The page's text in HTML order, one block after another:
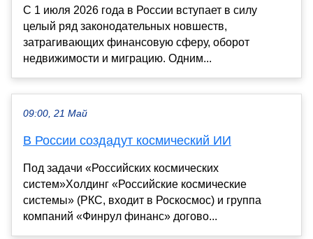
С 1 июля 2026 года в России вступает в силу
целый ряд законодательных новшеств,
затрагивающих финансовую сферу, оборот
недвижимости и миграцию. Одним...
09:00, 21 Май
В России создадут космический ИИ
Под задачи «Российских космических
систем»Холдинг «Российские космические
системы» (РКС, входит в Роскосмос) и группа
компаний «Финрул финанс» догово...